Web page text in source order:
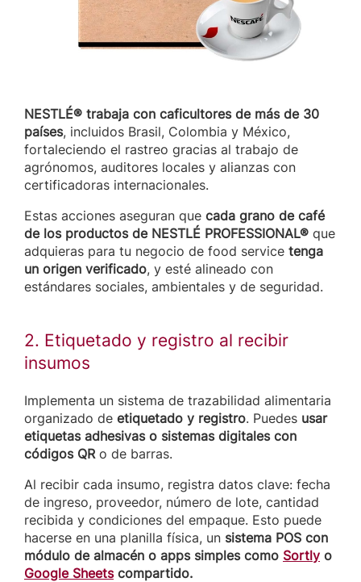
NESTLÉ® trabaja con caficultores de más de 30
países, incluidos Brasil, Colombia y México,
fortaleciendo el rastreo gracias al trabajo de
agrónomos, auditores locales y alianzas con
certificadoras internacionales.
Estas acciones aseguran que cada grano de café
de los productos de NESTLÉ PROFESSIONAL® que
adquieras para tu negocio de food service tenga
un origen verificado, y esté alineado con
estándares sociales, ambientales y de seguridad.
2. Etiquetado y registro al recibir
insumos
Implementa un sistema de trazabilidad alimentaria
organizado de etiquetado y registro. Puedes usar
etiquetas adhesivas o sistemas digitales con
códigos QR o de barras.
Al recibir cada insumo, registra datos clave: fecha
de ingreso, proveedor, número de lote, cantidad
recibida y condiciones del empaque. Esto puede
hacerse en una planilla física, un sistema POS con
módulo de almacén o apps simples como Sortly o
Google Sheetscompartido.